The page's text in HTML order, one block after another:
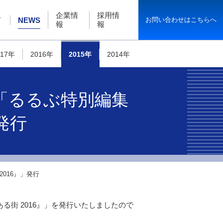
NEWS
企業情
報
採用情
報
お問い合わせはこちらへ
年 2016年 2015年 2014年
るるぶ特別編集
行
』」発行
街 2016』」を発行いたしましたので